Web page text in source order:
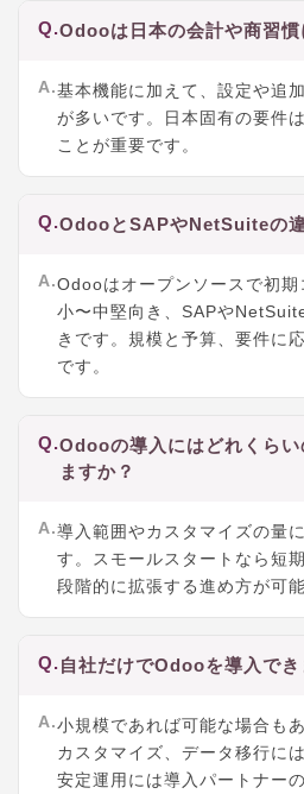
Q.Odooは日本の会計や商習慣
A.基本機能に加えて、設定や追
が多いです。日本固有の要件
ことが重要です。
Q.OdooとSAPやNetSuiteの
A.Odooはオープンソースで初期
小〜中堅向き、SAPや
きです。規模と予算、要件に
です。
Q.Odooの導入にはどれくらい
ますか？
A.導入範囲やカスタマイズの量
す。スモールスタートなら短
段階的に拡張する進め方が可能
Q.自社だけでOdooを導入でき
A.小規模であれば可能な場合も
カスタマイズ、データ移行に
安定運用には導入パートナー